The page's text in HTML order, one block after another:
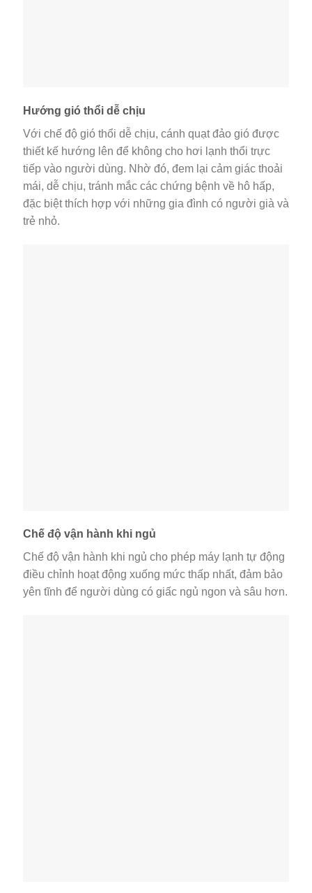
Hướng gió thổi dễ chịu
Với chế độ gió thổi dễ chịu, cánh quạt đảo gió được
thiết kế hướng lên để không cho hơi lạnh thổi trực
tiếp vào người dùng. Nhờ đó, đem lại cảm giác thoải
mái, dễ chịu, tránh mắc các chứng bệnh về hô hấp,
đặc biệt thích hợp với những gia đình có người già và
trẻ nhỏ.
Chế độ vận hành khi ngủ
Chế độ vận hành khi ngủ cho phép máy lạnh tự động
điều chỉnh hoạt động xuống mức thấp nhất, đảm bảo
yên tĩnh để người dùng có giấc ngủ ngon và sâu hơn.